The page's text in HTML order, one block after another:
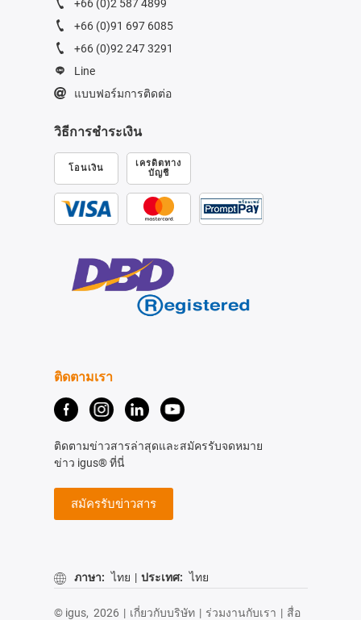
+66 (0)2 587 4899
+66 (0)91 697 6085
+66 (0)92 247 3291
Line
แบบฟอร์มการติดต่อ
วิธีการชำระเงิน
โอนเงิน
เครดิตทาง
บัญชี
ติดตามเรา
ติดตามข่าวสารล่าสุดและสมัครรับจดหมาย
ข่าว igus® ที่นี่
สมัครรับข่าวสาร
ภาษา: ไทย | ประเทศ: ไทย
© igus, 2026 | เกี่ยวกับบริษัท | ร่วมงานกับเรา | สื่อ